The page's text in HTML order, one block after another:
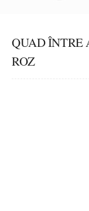
QUAD ÎNTRE
ROZ